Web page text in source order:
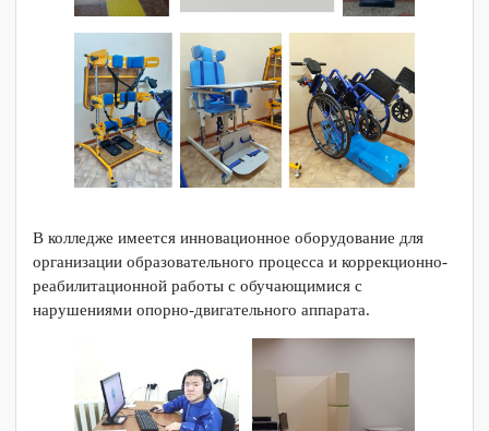
колледжа, на полы и стены нанесена специальная
тактильная разметка, которая выполняет две основных
функции: информируют инвалидов по зрению о
направлении пути следования и предупреждают о
наличии препятствия на пути движения.